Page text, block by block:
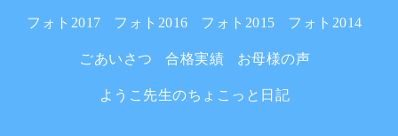
フォト2017 フォト2016 フォト2015 フォト2014
ごあいさつ 合格実績 お母様の声
ようこ先生のちょこっと日記